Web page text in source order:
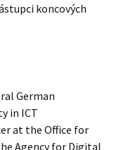
koncových
German
in ICT
at the Office for
Agency for Digital